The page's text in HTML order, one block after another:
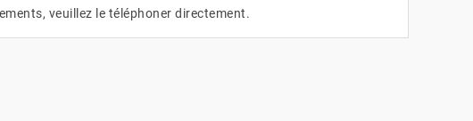
veuillez le téléphoner directement.